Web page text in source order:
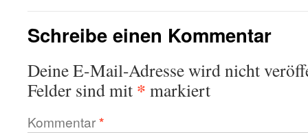
Schreibe einen Kommentar
Deine E-Mail-Adresse wird nicht
Felder sind mit * markiert
Kommentar*